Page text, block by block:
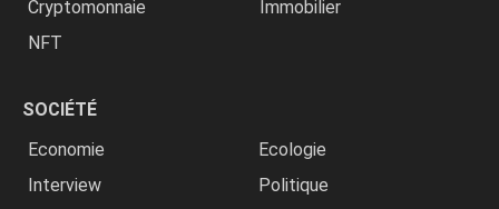
Cryptomonnaie
Immobilier
NFT
SOCIÉTÉ
Economie
Ecologie
Interview
Politique